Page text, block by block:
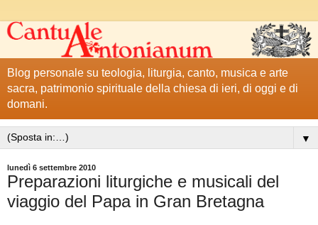
Blog personale su teologia, liturgia, canto, musica e arte
sacra, patrimonio spirituale della chiesa di ieri, di oggi e di
domani.
▼
lunedì 6 settembre 2010
Preparazioni liturgiche e musicali del
viaggio del Papa in Gran Bretagna